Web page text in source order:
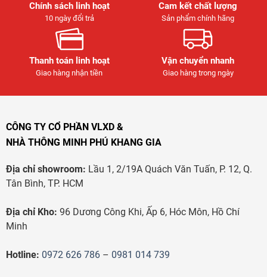
Chính sách linh hoạt
10 ngày đổi trả
Cam kết chất lượng
Sản phẩm chính hãng
Thanh toán linh hoạt
Giao hàng nhận tiền
Vận chuyển nhanh
Giao hàng trong ngày
CÔNG TY CỔ PHẦN VLXD &
NHÀ THÔNG MINH PHÚ KHANG GIA
Địa chỉ showroom: Lầu 1, 2/19A Quách Văn Tuấn, P. 12, Q.
Tân Bình, TP. HCM
Địa chỉ Kho: 96 Dương Công Khi, Ấp 6, Hóc Môn, Hồ Chí
Minh
Hotline: 0972 626 786 – 0981 014 739